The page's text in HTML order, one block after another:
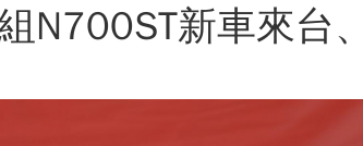
N700ST新車來台